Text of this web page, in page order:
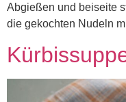
Abgießen und beiseite
die gekochten Nudeln